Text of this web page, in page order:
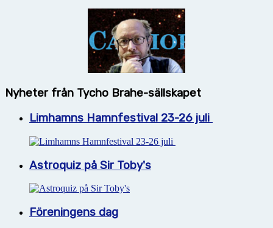
Nyheter från Tycho Brahe-sällskapet
Limhamns Hamnfestival 23-26 juli
Astroquiz på Sir Toby's
Föreningens dag